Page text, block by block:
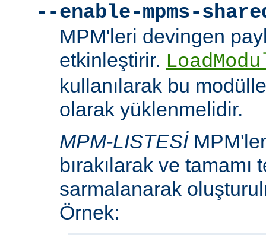
--enable-mpms-
MPM'leri devingen
etkinleştirir.
kullanılarak bu
olarak yüklenmelidir.
MPM-LISTESİ
bırakılarak ve tamamı
sarmalanarak
Örnek: